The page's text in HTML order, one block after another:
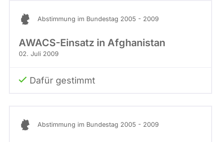
Abstimmung im Bundestag 2005 - 2009
AWACS-Einsatz in Afghanistan
02. Juli 2009
Dafür gestimmt
Abstimmung im Bundestag 2005 - 2009